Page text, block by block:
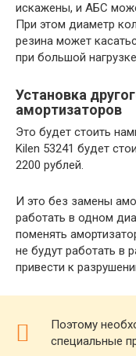
искажены, и АБС
При этом диаметр
резина может
при большой
Установка
амортизаторов
Это будет стоить
Kilen 53241 будет
2200 рублей.
И это без замены
работать в одном
поменять
не будут работать в
привести к
Поэтому
специальные